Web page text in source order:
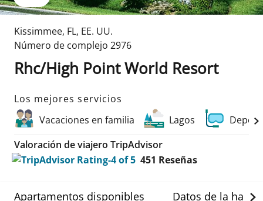
Kissimmee, FL, EE. UU.
Número de complejo 2976
Rhc/High Point World Resort
Los mejores servicios
Vacaciones en familia
Lagos
Valoración de viajero TripAdvisor
451 Reseñas
Apartamentos disponibles Datos de la